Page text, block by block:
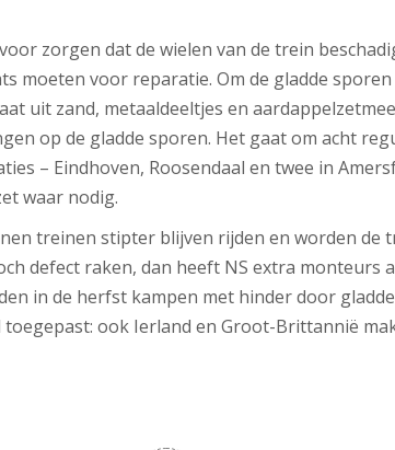
zorgen dat de wielen van de trein
moeten voor reparatie. Om de gladde
uit zand, metaaldeeltjes en
op de gladde sporen. Het gaat om acht
– Eindhoven, Roosendaal en twee in
waar nodig.
treinen stipter blijven rijden en worden de
defect raken, dan heeft NS extra monteurs
in de herfst kampen met hinder door
ook Ierland en Groot-Brittannië